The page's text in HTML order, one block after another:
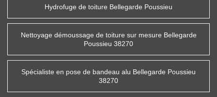
Hydrofuge de toiture Bellegarde Poussieu
Nettoyage démoussage de toiture sur mesure Bellegarde
Poussieu 38270
Spécialiste en pose de bandeau alu Bellegarde Poussieu
38270